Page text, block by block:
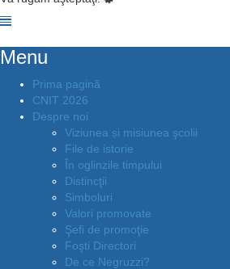
Menu
Prima pagină
CNIT 2026
Despre noi
Viziunea și misiunea şcolii
File de istorie
În oglinzile timpului
Distincţii
Simboluri
Valori promovate
Şefi de promoţie
Foşti Directori
De ce Negruzzi?